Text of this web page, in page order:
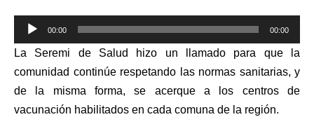
Reproductor
de
audio
00:00 00:00
La Seremi de Salud hizo un llamado para que la
comunidad continúe respetando las normas sanitarias, y
de la misma forma, se acerque a los centros de
vacunación habilitados en cada comuna de la región.